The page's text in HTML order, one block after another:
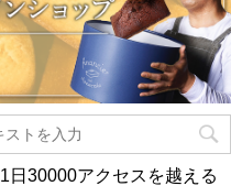
1日30000アクセスを越える